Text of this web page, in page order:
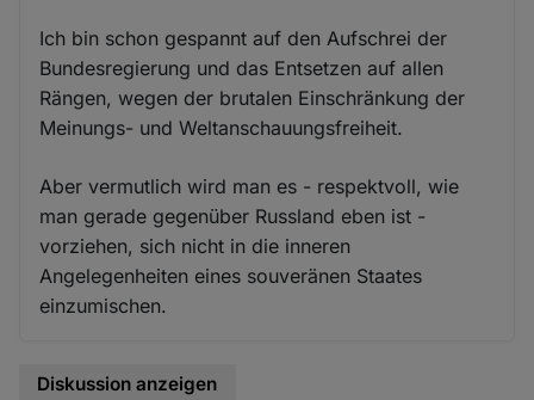
Ich bin schon gespannt auf den Aufschrei der
Bundesregierung und das Entsetzen auf allen
Rängen, wegen der brutalen Einschränkung der
Meinungs- und Weltanschauungsfreiheit.
Aber vermutlich wird man es - respektvoll, wie
man gerade gegenüber Russland eben ist -
vorziehen, sich nicht in die inneren
Angelegenheiten eines souveränen Staates
einzumischen.
Diskussion anzeigen